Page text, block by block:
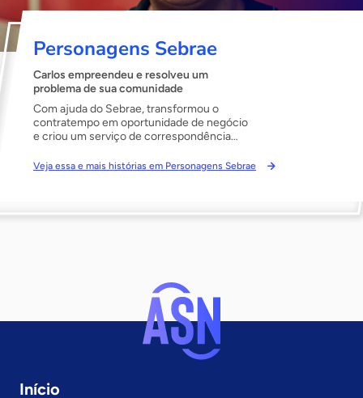
Personagens Sebrae
Carlos empreendeu e resolveu um
problema de sua comunidade
Com ajuda do Sebrae, transformou o
contratempo em oportunidade de negócio
e criou um serviço de correspondência
comunidades do Rio de Janeiro.
Veja essa e mais histórias em Personagens Sebrae
Início